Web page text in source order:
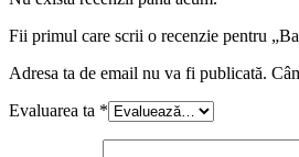
Fii primul care scrii o recenzie pentru
Adresa ta de email nu va fi publicată.
Evaluarea ta *